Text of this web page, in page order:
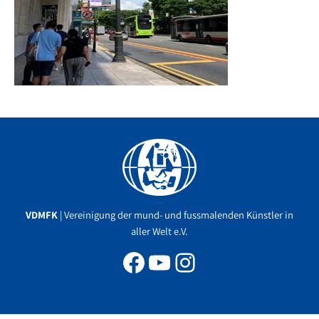
VDMFK | Vereinigung der mund- und fussmalenden Künstler in
aller Welt e.V.
Facebook
YouTube
Instagram